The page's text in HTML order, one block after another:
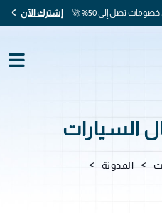
تصل إلى 50% 🚀 إشترك الآن
السيارات
> المدونة >